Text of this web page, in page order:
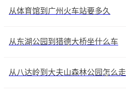
从体育馆到广州火车站要多久
从东湖公园到猎德大桥坐什么车
从八达岭到大夫山森林公园怎么走